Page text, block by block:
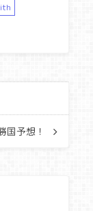
国予想！